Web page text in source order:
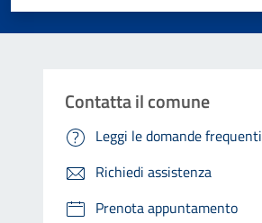
Contatta il comune
Leggi le domande frequenti
Richiedi assistenza
Prenota appuntamento